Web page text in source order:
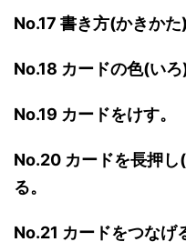
No.17 書き方(かきかた
No.18 カードの色(いろ
No.19 カードをけす。
No.20 カードを長押し
る。
No.21 カードをつなげ